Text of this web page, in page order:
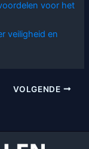
voor het
veiligheid en
VOLGENDE